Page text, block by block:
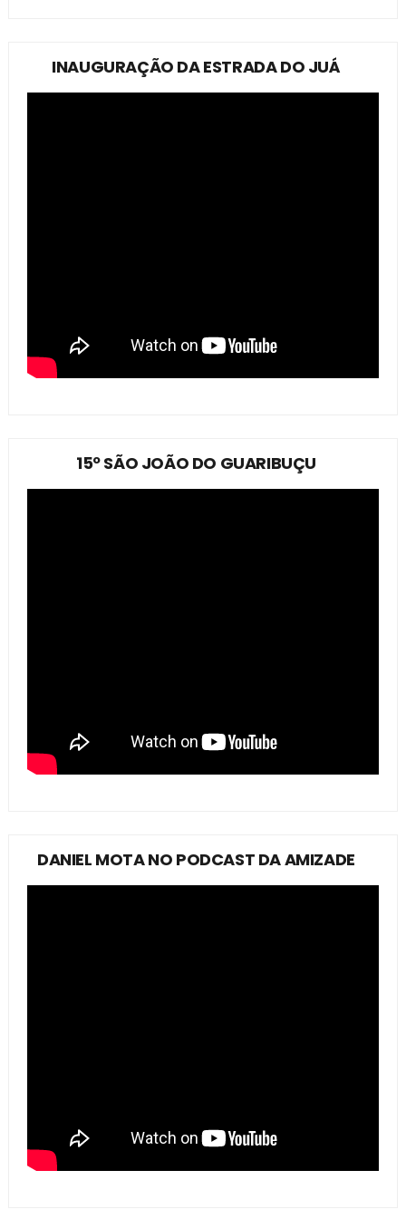
INAUGURAÇÃO DA ESTRADA DO JUÁ
15º SÃO JOÃO DO GUARIBUÇU
DANIEL MOTA NO PODCAST DA AMIZADE